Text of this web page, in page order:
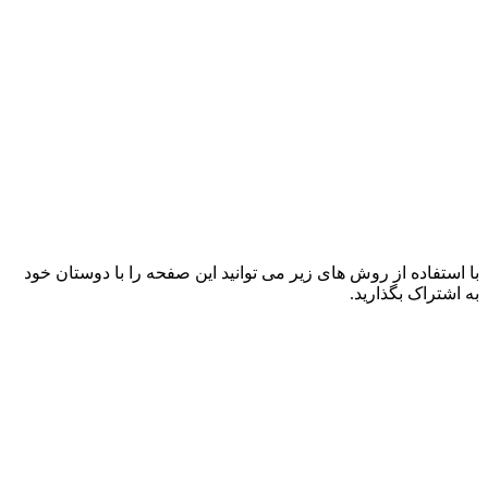
با استفاده از روش های زیر می توانید این صفحه را با دوستان خود
به اشتراک بگذارید.